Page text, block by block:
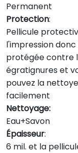
Permanent
Protection:
Pellicule
l'impression
protégée contre
égratignures et
pouvez la
facilement
Nettoyage:
Eau+Savon
Épaisseur:
6 mil. et la